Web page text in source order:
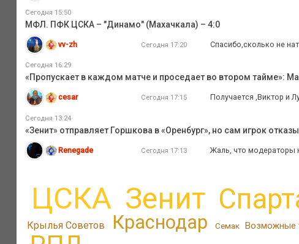
Сегодня 15:50
МФЛ. ПФК ЦСКА – "Динамо" (Махачкала) – 4:0
vv-zh Сегодня 17:20 Спасибо,сколько не
Сегодня 16:29
«Пропускает в каждом матче и проседает во втором тайме»:
cesar Сегодня 17:15 Получается ,Виктор и
Сегодня 13:24
«Зенит» отправляет Горшкова в «Оренбург», но сам игрок
Renegade Сегодня 17:13 Жаль, что модераторы
ЦСКА Зенит
Крылья Советов Краснодар Семак Возможные